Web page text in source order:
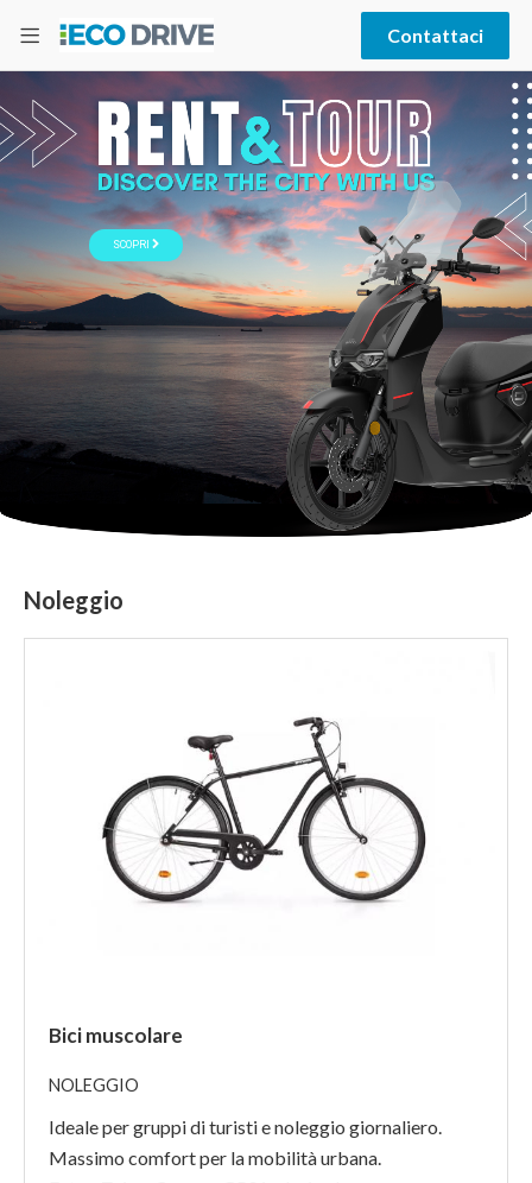
Contattaci
SCOPRI
Noleggio
Bici muscolare
NOLEGGIO
Ideale per gruppi di turisti e noleggio giornaliero.
Massimo comfort per la mobilità urbana.